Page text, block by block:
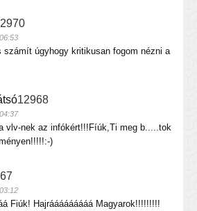
számít úgyhogy kritikusan fogom nézni a
12968
vlv-nek az infókért!!!Fíúk,Ti meg b.....tok
)
Fiúk! Hajrááááááááá Magyarok!!!!!!!!!